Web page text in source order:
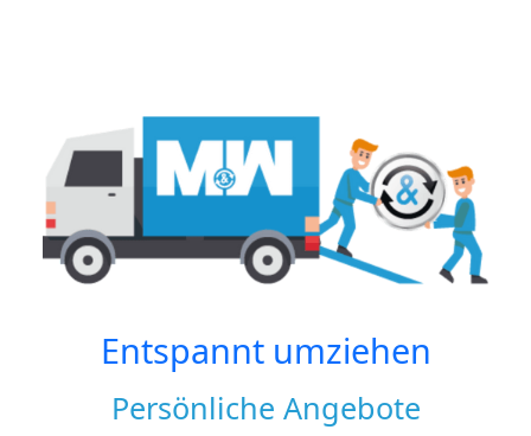
Entspannt umziehen
Persönliche Angebote